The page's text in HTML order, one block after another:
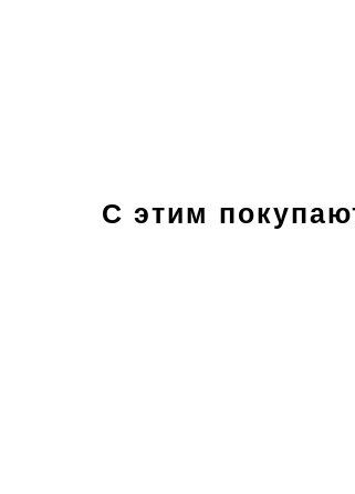
С этим